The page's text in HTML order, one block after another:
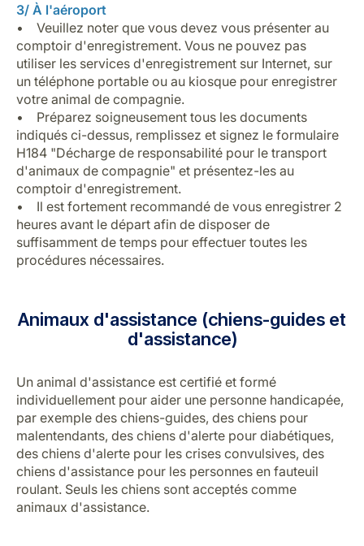
3/ À l'aéroport
• Veuillez noter que vous devez vous présenter au
comptoir d'enregistrement. Vous ne pouvez pas
utiliser les services d'enregistrement sur Internet, sur
un téléphone portable ou au kiosque pour enregistrer
votre animal de compagnie.
• Préparez soigneusement tous les documents
indiqués ci-dessus, remplissez et signez le formulaire
H184 "Décharge de responsabilité pour le transport
d'animaux de compagnie" et présentez-les au
comptoir d'enregistrement.
• Il est fortement recommandé de vous enregistrer 2
heures avant le départ afin de disposer de
suffisamment de temps pour effectuer toutes les
procédures nécessaires.
Animaux d'assistance (chiens-guides et
d'assistance)
Un animal d'assistance est certifié et formé
individuellement pour aider une personne handicapée,
par exemple des chiens-guides, des chiens pour
malentendants, des chiens d'alerte pour diabétiques,
des chiens d'alerte pour les crises convulsives, des
chiens d'assistance pour les personnes en fauteuil
roulant. Seuls les chiens sont acceptés comme
animaux d'assistance.